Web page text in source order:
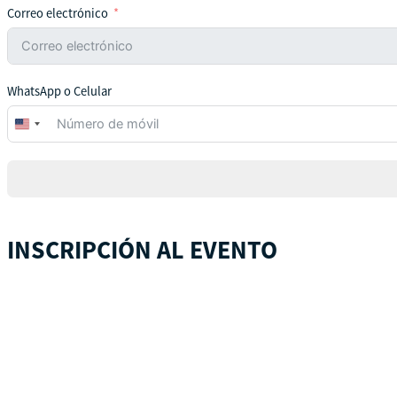
Correo electrónico
WhatsApp o Celular
United
States
INSCRIPCIÓN AL EVENTO